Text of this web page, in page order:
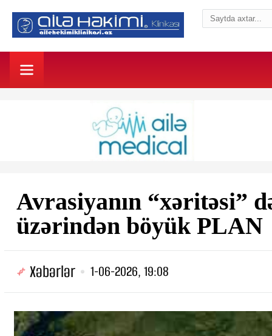
Avrasiyanın “xəritəsi”
üzərindən böyük PLAN
Xəbərlər 1-06-2026, 19:08